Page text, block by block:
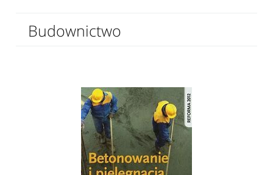
Budownictwo